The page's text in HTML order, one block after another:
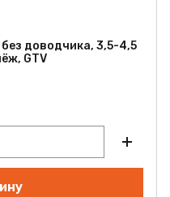
без доводчика, 3,5-4,5
GTV